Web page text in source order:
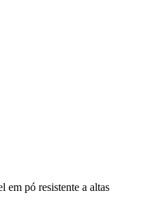
em pó resistente a altas